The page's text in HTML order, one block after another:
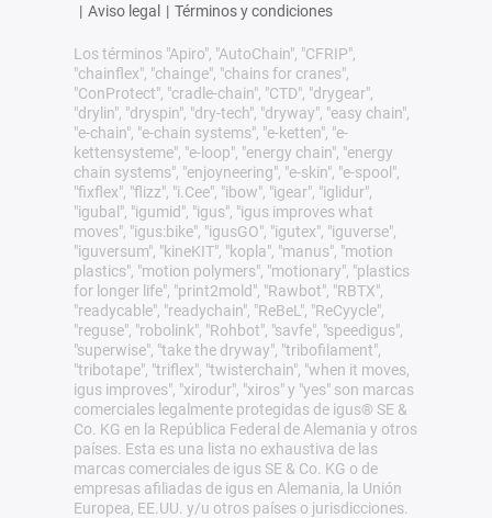
| Aviso legal | Términos y condiciones
Los términos "Apiro", "AutoChain", "CFRIP",
"chainflex", "chainge", "chains for cranes",
"ConProtect", "cradle-chain", "CTD", "drygear",
"drylin", "dryspin", "dry-tech", "dryway", "easy chain",
"e-chain", "e-chain systems", "e-ketten", "e-
kettensysteme", "e-loop", "energy chain", "energy
chain systems", "enjoyneering", "e-skin", "e-spool",
"fixflex", "flizz", "i.Cee", "ibow", "igear", "iglidur",
"igubal", "igumid", "igus", "igus improves what
moves", "igus:bike", "igusGO", "igutex", "iguverse",
"iguversum", "kineKIT", "kopla", "manus", "motion
plastics", "motion polymers", "motionary", "plastics
for longer life", "print2mold", "Rawbot", "RBTX",
"readycable", "readychain", "ReBeL", "ReCyycle",
"reguse", "robolink", "Rohbot", "savfe", "speedigus",
"superwise", "take the dryway", "tribofilament",
"tribotape", "triflex", "twisterchain", "when it moves,
igus improves", "xirodur", "xiros" y "yes" son marcas
comerciales legalmente protegidas de igus® SE &
Co. KG en la República Federal de Alemania y otros
países. Esta es una lista no exhaustiva de las
marcas comerciales de igus SE & Co. KG o de
empresas afiliadas de igus en Alemania, la Unión
Europea, EE.UU. y/u otros países o jurisdicciones.